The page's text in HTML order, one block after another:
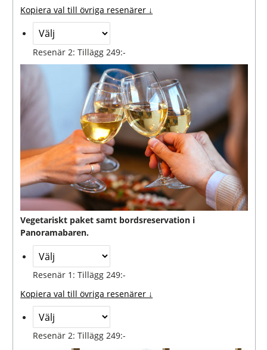
Kopiera val till övriga resenärer ↓
Resenär 2: Tillägg 249:-
Vegetariskt paket samt bordsreservation i
Panoramabaren.
Resenär 1: Tillägg 249:-
Kopiera val till övriga resenärer ↓
Resenär 2: Tillägg 249:-